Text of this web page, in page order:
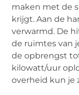
maken met de
krijgt. Aan de
verwarmd. De
de ruimtes van
de opbrengst
kilowatt/uur
overheid kun je